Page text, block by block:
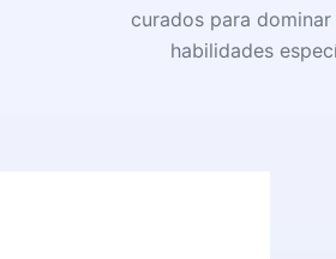
curados para
habilidades